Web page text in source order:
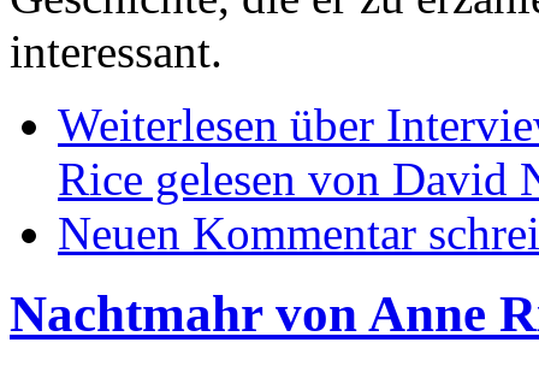
interessant.
Weiterlesen über
Rice gelesen von David
Neuen Kommentar
Nachtmahr von Anne